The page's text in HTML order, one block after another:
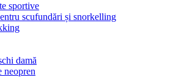
sportive
scufundări și snorkelling
damă
neopren